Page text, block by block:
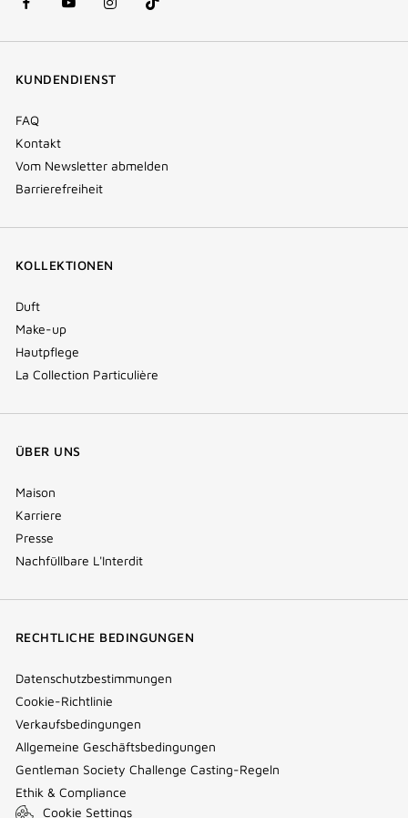
facebook
(new
youtube
(new
instagram
(new
Tik
Tok
KUNDENDIENST
FAQ
Kontakt
Vom Newsletter abmelden
Barrierefreiheit
KOLLEKTIONEN
Duft
Make-up
Hautpflege
La Collection Particulière
ÜBER UNS
Maison
Karriere
Presse
Nachfüllbare L'Interdit
RECHTLICHE BEDINGUNGEN
Datenschutzbestimmungen
Cookie-Richtlinie
Verkaufsbedingungen
Allgemeine Geschäftsbedingungen
Gentleman Society Challenge Casting-Regeln
Ethik & Compliance
Cookie Settings